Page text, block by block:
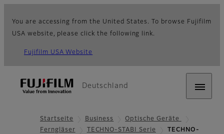
You are accessing from the United States. To browse Fujifilm
USA website, please click the following link.
Fujifilm USA Website
Deutschland
Startseite Business
Optische Geräte
Ferngläser
TECHNO-STABI Serie
TECHNO-